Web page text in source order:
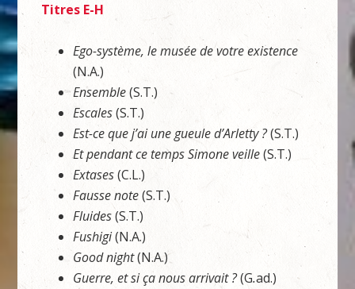
Titres E-H
Ego-système, le musée de votre existence
(N.A.)
Ensemble(S.T.)
Escales(S.T.)
Est-ce que j’ai une gueule d’Arletty ?(S.T.)
Et pendant ce temps Simone veille(S.T.)
Extases(C.L.)
Fausse note(S.T.)
Fluides(S.T.)
Fushigi(N.A.)
Good night(N.A.)
Guerre, et si ça nous arrivait ?(G.ad.)